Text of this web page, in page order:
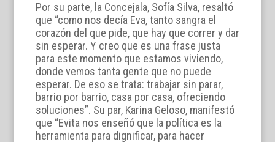
Por su parte, la Concejala, Sofía Silva, resaltó
que “como nos decía Eva, tanto sangra el
corazón del que pide, que hay que correr y dar
sin esperar. Y creo que es una frase justa
para este momento que estamos viviendo,
donde vemos tanta gente que no puede
esperar. De eso se trata: trabajar sin parar,
barrio por barrio, casa por casa, ofreciendo
soluciones”. Su par, Karina Geloso, manifestó
que “Evita nos enseñó que la política es la
herramienta para dignificar, para hacer